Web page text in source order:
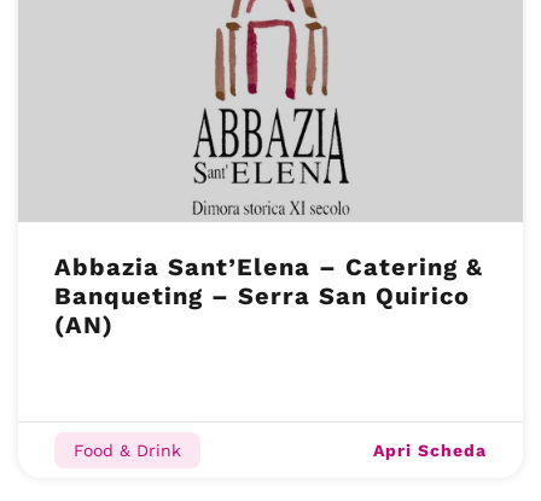
Abbazia Sant’Elena – Catering &
Banqueting – Serra San Quirico
(AN)
Food & Drink Apri Scheda